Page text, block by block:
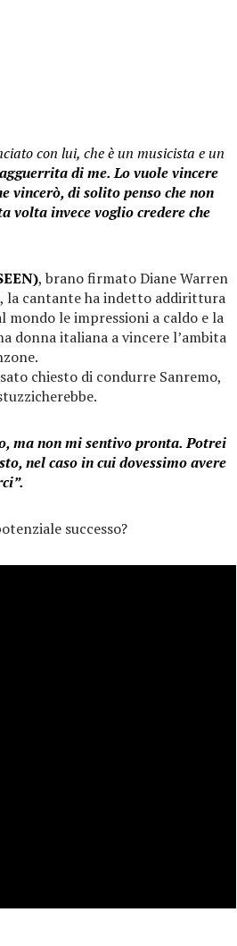
con lui, che è un musicista e un
di me. Lo vuole vincere
vincerò, di solito penso che non
volta invece voglio credere che
, brano firmato Diane Warren
, la cantante ha indetto addirittura
mondo le impressioni a caldo e la
donna italiana a vincere l’ambita
chiesto di condurre Sanremo,
ma non mi sentivo pronta. Potrei
nel caso in cui dovessimo avere
successo?